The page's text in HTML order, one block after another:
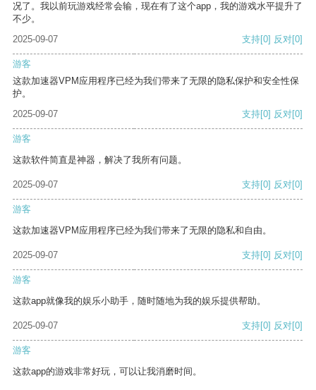
况了。我以前玩游戏经常会输，现在有了这个app，我的游戏水平提升了
不少。
2025-09-07
支持[0] 反对[0]
游客
这款加速器VPM应用程序已经为我们带来了无限的隐私保护和安全性保
护。
2025-09-07
支持[0] 反对[0]
游客
这款软件简直是神器，解决了我所有问题。
2025-09-07 支持[0] 反对[0]
游客
这款加速器VPM应用程序已经为我们带来了无限的隐私和自由。
2025-09-07 支持[0] 反对[0]
游客
这款app就像我的娱乐小助手，随时随地为我的娱乐提供帮助。
2025-09-07 支持[0] 反对[0]
游客
这款app的游戏非常好玩，可以让我消磨时间。